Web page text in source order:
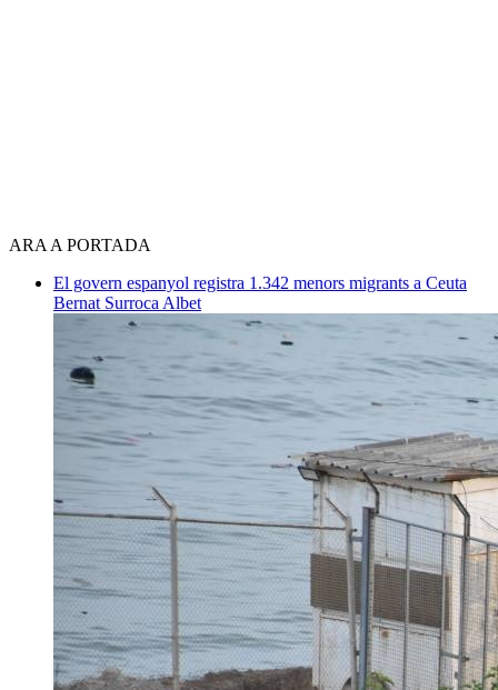
ARA A PORTADA
El govern espanyol registra 1.342 menors migrants a Ceuta
Bernat Surroca Albet